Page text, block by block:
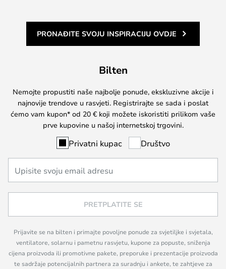
PRONAĐITE SVOJU INSPIRACIJU OVDJE
Bilten
Nemojte propustiti naše najbolje ponude, ekskluzivne akcije i
najnovije trendove u rasvjeti. Registrirajte se sada i poslat
ćemo vam kupon* od 20 € koji možete iskoristiti prilikom vaše
prve kupovine u našoj internetskoj trgovini.
Privatni kupac Društvo
PRETPLATITE SE
Prijavite se na bilten i primajte povoljne ponude za svjetiljke i svjetala,
ventilatore, solarnu i pametnu rasvjetu, kupone za popuste, sniženja
cijena proizvoda ili promotivne pakete, preporuke i prezentacije proizvoda
te sadržaje potencijalnih partnera za suradnju i ankete, te zahtjeve za